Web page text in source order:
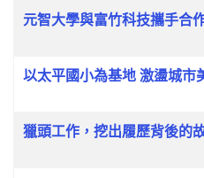
文章列表
元智大學與富竹科技攜手合
以太平國小為基地 激盪城市
獵頭工作，挖出履歷背後的